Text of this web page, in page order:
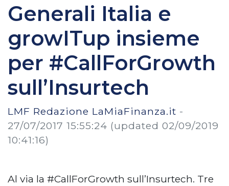
Generali Italia e
growITup insieme
per #CallForGrowth
sull’Insurtech
LMF Redazione LaMiaFinanza.it -
27/07/2017 15:55:24 (updated 02/09/2019
10:41:16)
Al via la #CallForGrowth sull’Insurtech. Tre